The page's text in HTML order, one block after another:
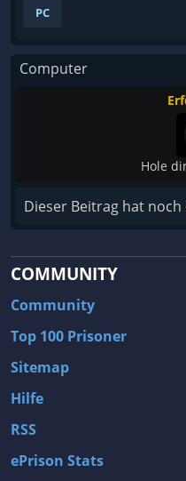
PC
Computer
Hole
Dieser Beitrag hat noch
COMMUNITY
Community
Top 100 Prisoner
Sitemap
Hilfe
RSS
ePrison Stats